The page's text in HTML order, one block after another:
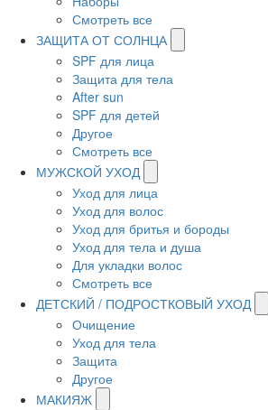
Смотреть все
ЗАЩИТА ОТ СОЛНЦА
SPF для лица
Защита для тела
After sun
SPF для детей
Другое
Смотреть все
МУЖСКОЙ УХОД
Уход для лица
Уход для волос
Уход для бритья и бороды
Уход для тела и душа
Для укладки волос
Смотреть все
ДЕТСКИЙ / ПОДРОСТКОВЫЙ УХОД
Очищение
Уход для тела
Защита
Другое
МАКИЯЖ